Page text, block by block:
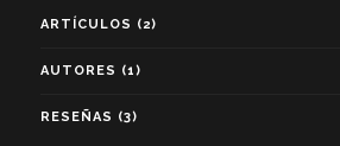
ARTÍCULOS (2)
AUTORES (1)
RESEÑAS (3)